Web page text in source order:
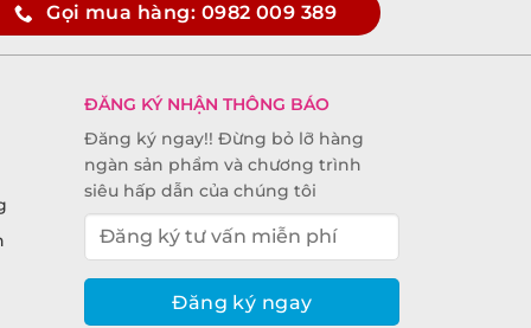
Gọi mua hàng: 0982 009 389
ĐĂNG KÝ NHẬN THÔNG BÁO
Đăng ký ngay!! Đừng bỏ lỡ hàng
ngàn sản phẩm và chương trình
siêu hấp dẫn của chúng tôi